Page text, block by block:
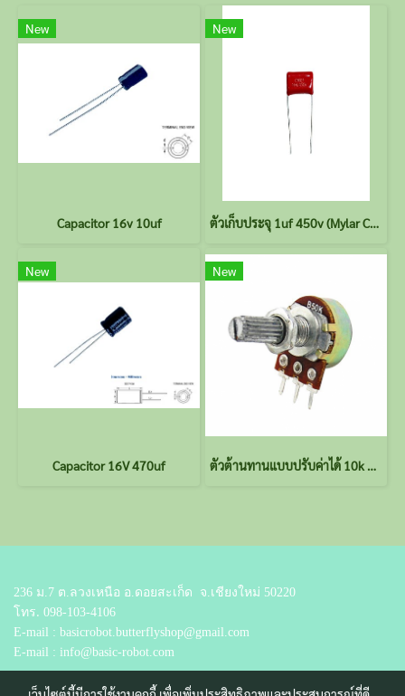
New
Capacitor 16v 10uf
New
ตัวเก็บประจุ 1uf 450v (Mylar Capacitor)
New
Capacitor 16V 470uf
New
ตัวต้านทานแบบปรับค่าได้ 10k ohm
236 ม.7 ต.ลวงเหนือ อ.ดอยสะเก็ด จ.เชียงใหม่ 50220
โทร. 098-103-4106
E-mail : basicrobot.butterflyshop@gmail.com
E-mail : info@basic-robot.com